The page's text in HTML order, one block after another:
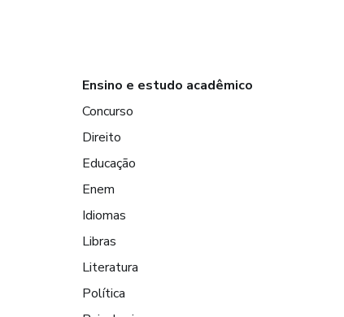
Ensino e estudo acadêmico
Concurso
Direito
Educação
Enem
Idiomas
Libras
Literatura
Política